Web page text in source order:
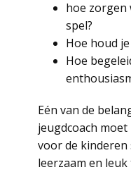
hoe zorgen
spel?
Hoe houd
Hoe
Eén van de
jeugdcoach
voor de
leerzaam en